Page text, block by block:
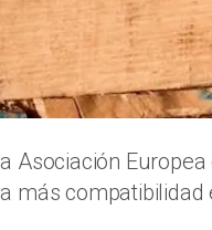
más compatibilidad